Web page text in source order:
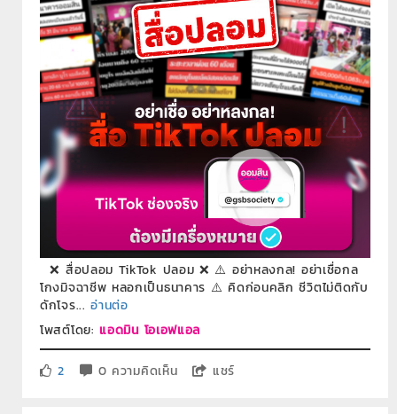
❌ สื่อปลอม TikTok ปลอม ❌ ⚠️ อย่าหลงกล! อย่าเชื่อกล
โกงมิจฉาชีพ หลอกเป็นธนาคาร ⚠️ คิดก่อนคลิก ชีวิตไม่ติดกับ
ดักโจร... อ่านต่อ
โพสต์โดย:แอดมิน โอเอฟแอล
2 0 ความคิดเห็น แชร์